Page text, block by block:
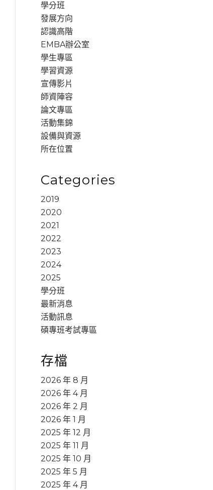
學分班
發展⽅向
認識⾼階
EMBA辦公室
學⽣專區
學習資源
宣傳影片
師資陣容
論⽂專區
活動集錦
設備與資源
所在位置
Categories
2019
2020
2021
2022
2023
2024
2025
學分班
最新消息
活動訊息
碩專班考試專區
存檔
2026 年 8 月
2026 年 4 月
2026 年 2 月
2026 年 1 月
2025 年 12 月
2025 年 11 月
2025 年 10 月
2025 年 5 月
2025 年 4 月